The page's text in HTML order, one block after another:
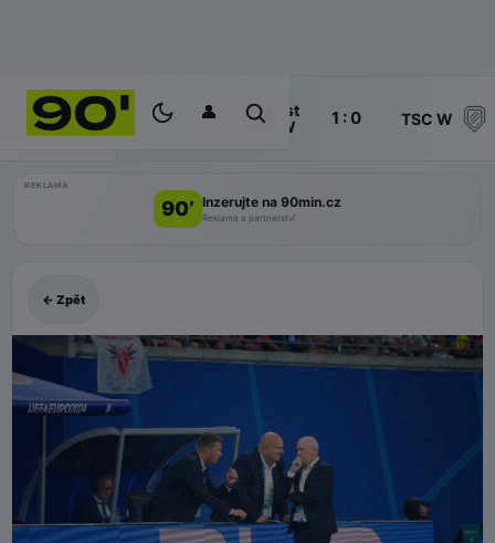
👤
ŽIVĚ 47'
Metalist
1925 W
1 : 0 TSC W
REKLAMA
90’ Inzerujte na 90min.cz
Reklama a partnerství
← Zpět